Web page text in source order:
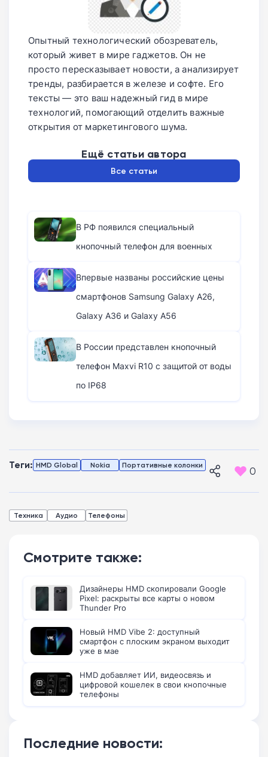
Опытный технологический обозреватель,
который живет в мире гаджетов. Он не
просто пересказывает новости, а анализирует
тренды, разбирается в железе и софте. Его
тексты — это ваш надежный гид в мире
технологий, помогающий отделить важные
открытия от маркетингового шума.
Ещё статьи автора
Все статьи
В РФ появился специальный
кнопочный телефон для военных
Впервые названы российские цены
смартфонов Samsung Galaxy A26,
Galaxy A36 и Galaxy A56
В России представлен кнопочный
телефон Maxvi R10 с защитой от воды
по IP68
Теги: HMD Global Nokia Портативные колонки 0
Техника Аудио Телефоны
Смотрите также:
Дизайнеры HMD скопировали Google
Pixel: раскрыты все карты о новом
Thunder Pro
Новый HMD Vibe 2: доступный
смартфон с плоским экраном выходит
уже в мае
HMD добавляет ИИ, видеосвязь и
цифровой кошелек в свои кнопочные
телефоны
Последние новости: